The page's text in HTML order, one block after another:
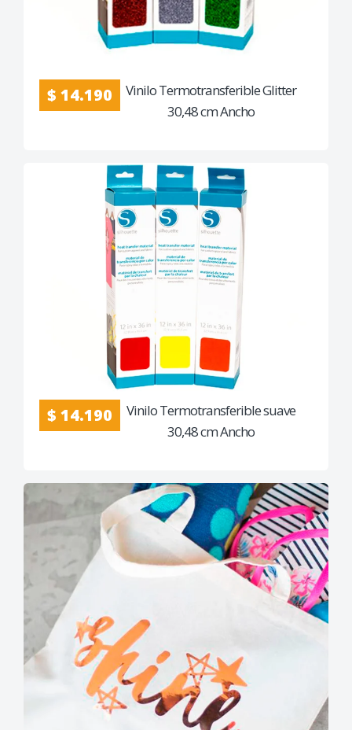
$ 14.190
Vinilo Termotransferible Glitter
30,48 cm Ancho
$ 14.190
Vinilo Termotransferible suave
30,48 cm Ancho